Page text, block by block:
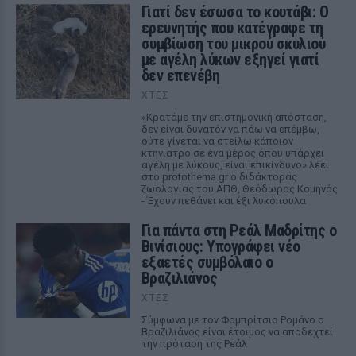
Γιατί δεν έσωσα το κουτάβι: Ο
ερευνητής που κατέγραφε τη
συμβίωση του μικρού σκυλιού
με αγέλη λύκων εξηγεί γιατί
δεν επενέβη
ΧΤΕΣ
«Κρατάμε την επιστημονική απόσταση,
δεν είναι δυνατόν να πάω να επέμβω,
ούτε γίνεται να στείλω κάποιον
κτηνίατρο σε ένα μέρος όπου υπάρχει
αγέλη με λύκους, είναι επικίνδυνο» λέει
στο protothema.gr ο διδάκτορας
ζωολογίας του ΑΠΘ, Θεόδωρος Κομηνός
- Έχουν πεθάνει και έξι λυκόπουλα
Για πάντα στη Ρεάλ Μαδρίτης ο
Βινίσιους: Υπογράφει νέο
εξαετές συμβόλαιο ο
Βραζιλιάνος
ΧΤΕΣ
Σύμφωνα με τον Φαμπρίτσιο Ρομάνο ο
Βραζιλιάνος είναι έτοιμος να αποδεχτεί
την πρόταση της Ρεάλ